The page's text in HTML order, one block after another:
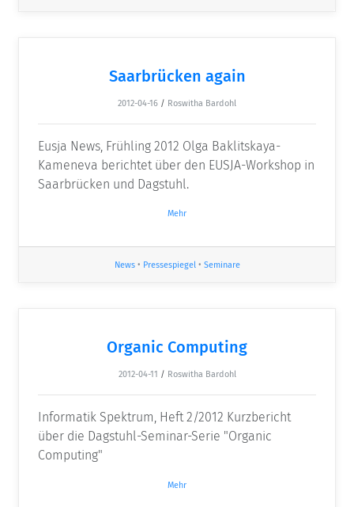
Saarbrücken again
2012-04-16 / Roswitha Bardohl
Eusja News, Frühling 2012 Olga Baklitskaya-
Kameneva berichtet über den EUSJA-Workshop in
Saarbrücken und Dagstuhl.
Mehr
News• Pressespiegel• Seminare
Organic Computing
2012-04-11 / Roswitha Bardohl
Informatik Spektrum, Heft 2/2012 Kurzbericht
über die Dagstuhl-Seminar-Serie "Organic
Computing"
Mehr